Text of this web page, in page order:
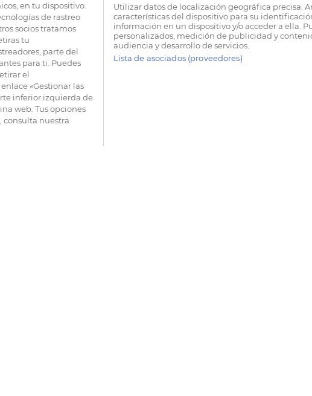
en tu dispositivo.
de rastreo
socios tratamos
tu
parte del
para ti. Puedes
el
«Gestionar las
inferior izquierda de
web. Tus opciones
consulta nuestra
Utilizar datos de localización geográfica precisa.
características del dispositivo para su
información en un dispositivo y/o acceder a ella.
personalizados, medición de publicidad y
audiencia y desarrollo de servicios.
Lista de asociados (proveedores)